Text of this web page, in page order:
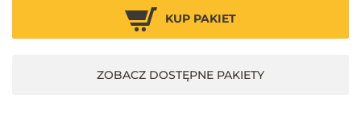
03.06 - Materiały V-ray - Unwrapp krzesła
03.07 - Materiały V-ray - Welur
KUP PAKIET
ZOBACZ DOSTĘPNE PAKIETY